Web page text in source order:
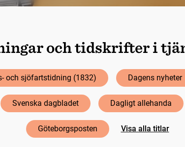
och tidskrifter i
och sjöfartstidning (1832) Dagens nyheter
Svenska dagbladet Dagligt allehanda
Göteborgsposten Visa alla titlar